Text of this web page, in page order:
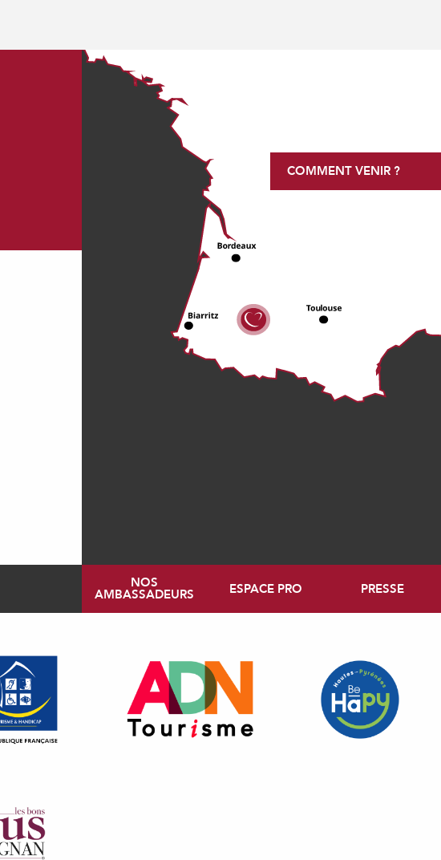
COMMENT VENIR ?
NOS
AMBASSADEURS ESPACE PRO PRESSE